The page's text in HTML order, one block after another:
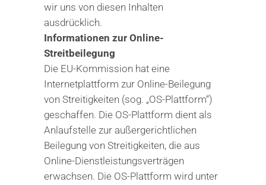
wir uns von diesen Inhalten
ausdrücklich.
Informationen zur Online-
Streitbeilegung
Die EU-Kommission hat eine
Internetplattform zur Online-Beilegung
von Streitigkeiten (sog. „OS-Plattform“)
geschaffen. Die OS-Plattform dient als
Anlaufstelle zur außergerichtlichen
Beilegung von Streitigkeiten, die aus
Online-Dienstleistungsverträgen
erwachsen. Die OS-Plattform wird unter